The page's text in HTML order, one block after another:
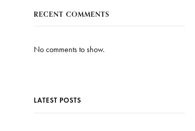
RECENT COMMENTS
No comments to show.
LATEST POSTS